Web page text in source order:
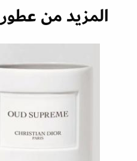
المزيد من عطور